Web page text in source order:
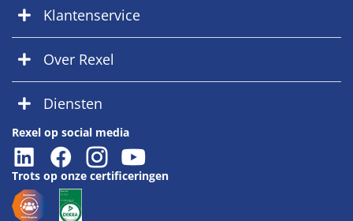
Klantenservice
Over Rexel
Diensten
Rexel op social media
Trots op onze certificeringen